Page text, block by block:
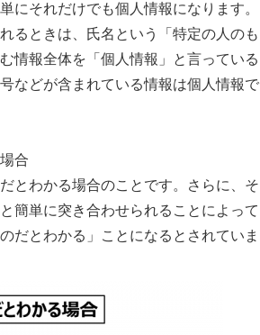
にそれだけでも個人情報になります。
るときは、氏名という「特定の人のも
情報全体を「個人情報」と言っている
などが含まれている情報は個人情報で
合
わかる場合のことです。さらに、そ
簡単に突き合わせられることによって
だとわかる」ことになるとされていま